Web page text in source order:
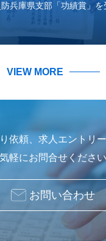
兵庫県支部「功績賞」を
VIEW MORE
依頼、求人エントリー
軽にお問合せくださ
お問い合わせ